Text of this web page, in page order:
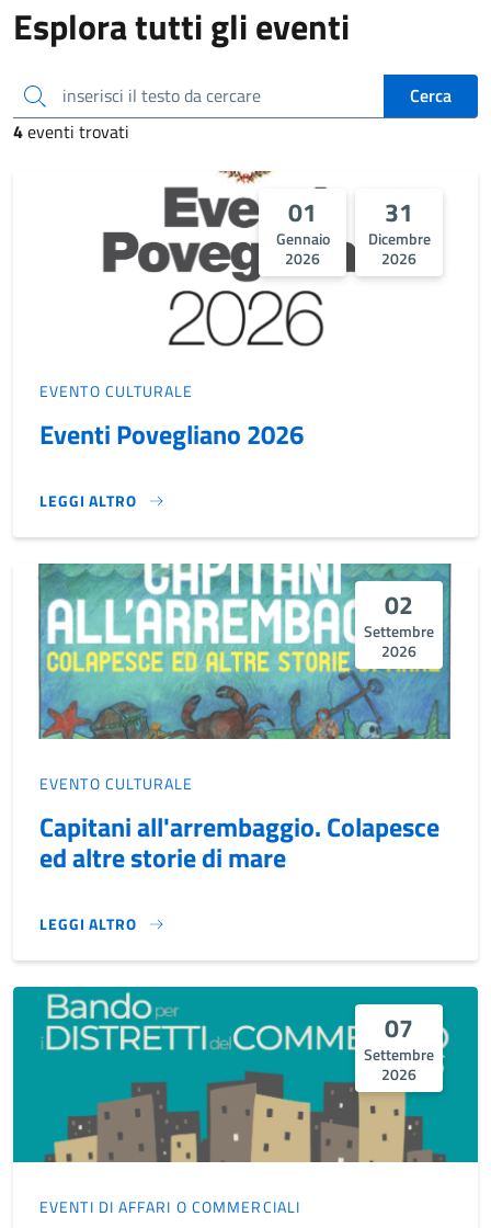
Esplora tutti gli eventi
inserisci il testo da cercare
Cerca
4eventi trovati
01
Gennaio
2026
31
Dicembre
2026
EVENTO CULTURALE
Eventi Povegliano 2026
LEGGI ALTRO
EVENTI POVEGLIANO 2026}
02
Settembre
2026
EVENTO CULTURALE
Capitani all'arrembaggio. Colapesce
ed altre storie di mare
LEGGI ALTRO
CAPITANI ALL'ARREMBAGGIO. COLAPESCE ED ALTRE
07
Settembre
2026
EVENTI DI AFFARI O COMMERCIALI